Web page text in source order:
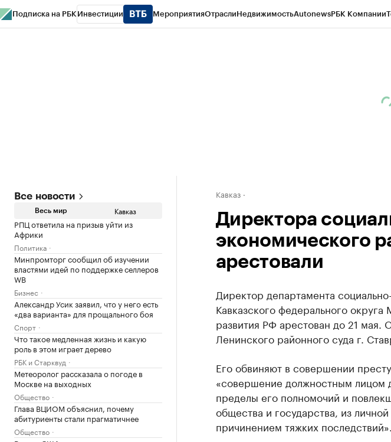
Подписка на РБК Инвестиции МероприятияОтраслиНедвижимостьAutonewsРБК Компании
Все новости
Весь мир Кавказ
РПЦ ответила на призыв уйти из
Африки
Политика
Минпромторг сообщил об изучении
властями идей по поддержке селлеров
WB
Бизнес
Александр Усик заявил, что у него есть
«два варианта» для прощального боя
Спорт
Что такое медленная жизнь и какую
роль в этом играет дерево
РБК и Старквуд
Метеоролог рассказала о погоде в
Москве на выходных
Общество
Глава ВЦИОМ объяснил, почему
абитуриенты стали прагматичнее
Общество
Кавказ
Директора
экономического
арестовали
Директор департамента
Кавказского федерального
развития РФ арестован до 21
Ленинского районного суда г.
Его обвиняют в совершении
«совершение должностным лицом
пределы его полномочий и
общества и государства, из
причинением тяжких последствий».